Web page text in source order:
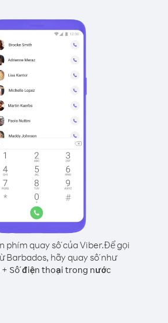
phím quay số của Viber.Để gọi
Barbados, hãy quay số như
+ Số điện thoại trong nước